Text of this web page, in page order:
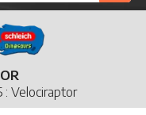
: Velociraptor